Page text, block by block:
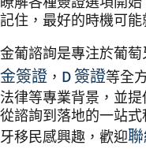
記住，最好的時機可能
金葡諮詢是專注於葡
金簽證 ， D 簽證等全
法律等專業背景，並
從諮詢到落地的一站
牙移民感興趣，歡迎